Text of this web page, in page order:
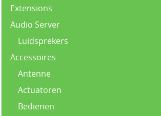
Extensions
Audio Server
Luidsprekers
Accessoires
Antenne
Actuatoren
Bedienen